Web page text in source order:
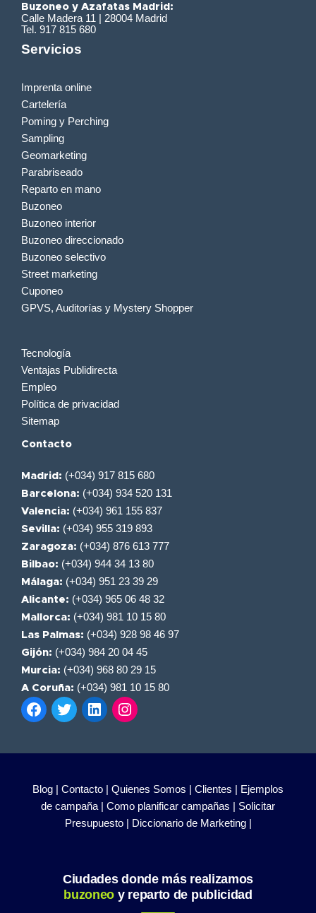
Buzoneo y Azafatas Madrid:
Calle Madera 11 | 28004 Madrid
Tel. 917 815 680
Servicios
Imprenta online
Cartelería
Poming y Perching
Sampling
Geomarketing
Parabriseado
Reparto en mano
Buzoneo
Buzoneo interior
Buzoneo direccionado
Buzoneo selectivo
Street marketing
Cuponeo
GPVS, Auditorías y Mystery Shopper
Tecnología
Ventajas Publidirecta
Empleo
Política de privacidad
Sitemap
Contacto
Madrid: (+034) 917 815 680
Barcelona: (+034) 934 520 131
Valencia: (+034) 961 155 837
Sevilla: (+034) 955 319 893
Zaragoza: (+034) 876 613 777
Bilbao: (+034) 944 34 13 80
Málaga: (+034) 951 23 39 29
Alicante: (+034) 965 06 48 32
Mallorca: (+034) 981 10 15 80
Las Palmas: (+034) 928 98 46 97
Gijón: (+034) 984 20 04 45
Murcia: (+034) 968 80 29 15
A Coruña: (+034) 981 10 15 80
Blog | Contacto | Quienes Somos | Clientes | Ejemplos
de campaña | Como planificar campañas | Solicitar
Presupuesto | Diccionario de Marketing |
Ciudades donde más realizamos
buzoneo y reparto de publicidad